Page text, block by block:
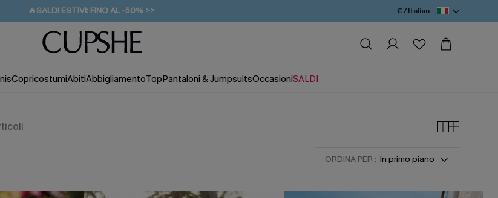
🔥SALDI ESTIVI: FINO AL -50% >>
🚚SPEDIZIONE GRATUITA DA 49€
💌REGALO PER I NUOVI: 20% DI SCONTO*
€ / Italian
CopricostumiAbitiAbbigliamentoTopPantaloni & JumpsuitsOccasioniSALDI
ORDINA PER : In primo piano